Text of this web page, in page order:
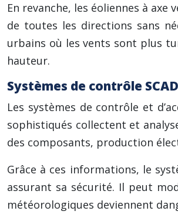
En revanche, les éoliennes à
de toutes les directions sans
urbains où les vents sont plus
hauteur.
Systèmes de contrôle
Les systèmes de contrôle et
sophistiqués collectent et
des composants, production
Grâce à ces informations, le
assurant sa sécurité. Il peut
météorologiques deviennent